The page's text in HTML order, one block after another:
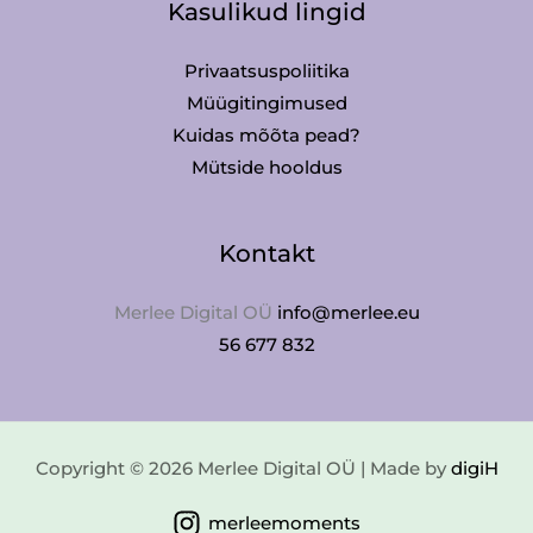
Kasulikud lingid
Privaatsuspoliitika
Müügitingimused
Kuidas mõõta pead?
Mütside hooldus
Kontakt
Merlee Digital OÜ info@merlee.eu
56 677 832
Copyright © 2026 Merlee Digital OÜ | Made bydigiH
merleemoments